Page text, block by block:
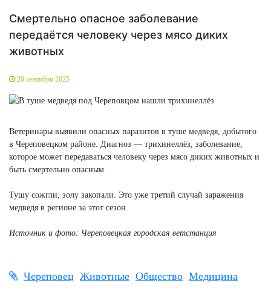
Смертельно опасное заболевание
передаётся человеку через мясо диких
животных
20 сентября 2025
Ветеринары выявили опасных паразитов в туше медведя, добытого
в Череповецком районе. Диагноз — трихинеллёз, заболевание,
которое может передаваться человеку через мясо диких животных и
быть смертельно опасным.
Тушу сожгли, золу закопали. Это уже третий случай заражения
медведя в регионе за этот сезон.
Источник и фото: Череповецкая городская ветстанция
Череповец Животные Общество Медицина